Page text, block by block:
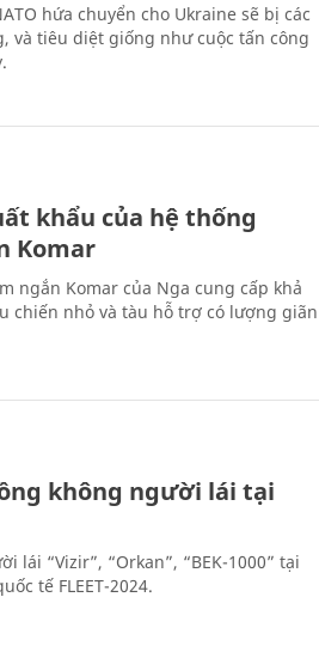
hứa chuyển cho Ukraine sẽ bị các
và tiêu diệt giống như cuộc tấn công
khẩu của hệ thống
Komar
ngắn Komar của Nga cung cấp khả
chiến nhỏ và tàu hỗ trợ có lượng giãn
không người lái tại
lái “Vizir”, “Orkan”, “BEK-1000” tại
tế FLEET-2024.